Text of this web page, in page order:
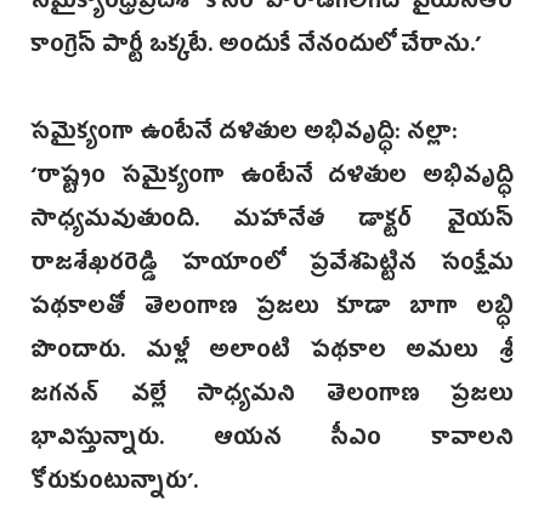
కాంగ్రెస్ పార్టీ ఒక్కటే. అందుకే నేనందులో చేరాను.’
సమైక్యంగా ఉంటేనే దళితుల అభివృద్ధి: నల్లా:
‘రాష్ట్రం సమైక్యంగా ఉంటేనే దళితుల అభివృద్ధి
సాధ్యమవుతుంది. మహానేత డాక్టర్ వై‌యస్‌
రాజశేఖరరెడ్డి హయాంలో ప్రవేశపెట్టిన సంక్షేమ
పథకాలతో తెలంగాణ ప్రజలు కూడా బాగా లబ్ధి
పొందారు. మళ్లీ అలాంటి పథకాల అమలు శ్రీ
జగనన్ వల్లే సాధ్యమని తెలంగాణ ప్రజలు
భావిస్తున్నారు. ఆయన సీఎం కావాలని
కోరుకుంటున్నారు’‌.